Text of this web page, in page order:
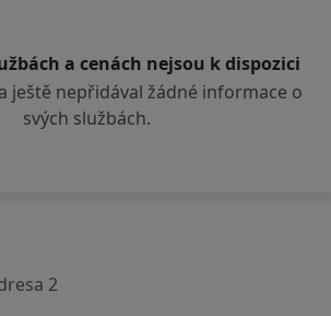
a cenách nejsou k dispozici
ještě nepřidával žádné informace o
svých službách.
2